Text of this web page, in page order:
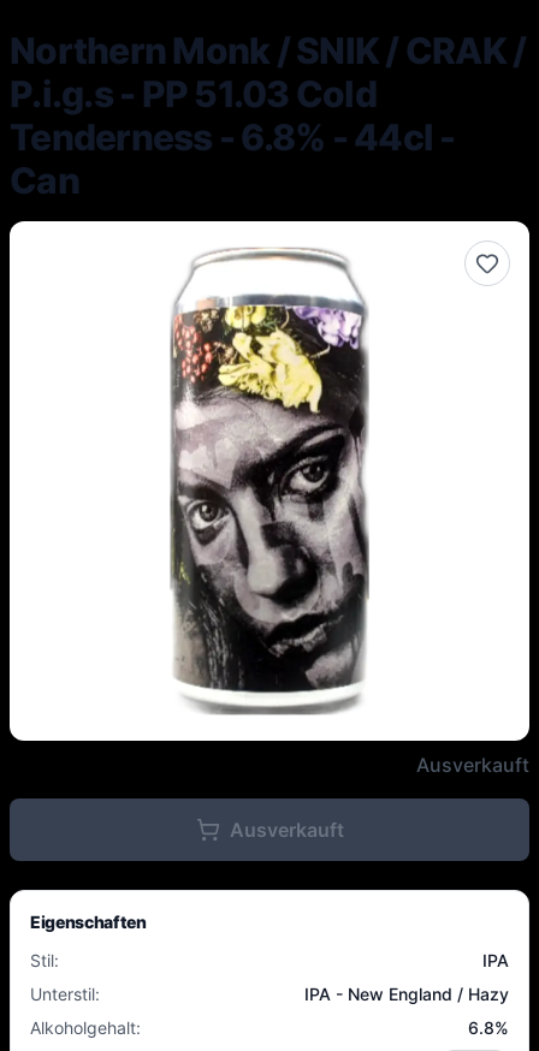
Northern Monk / SNIK / CRAK /
P.i.g.s - PP 51.03 Cold
Tenderness - 6.8% - 44cl -
Can
Northern Monk / SNIK / CRAK
Ausverkauft
Ausverkauft
Eigenschaften
Stil:
IPA
Unterstil:
IPA - New England / Hazy
Alkoholgehalt: 6.8%